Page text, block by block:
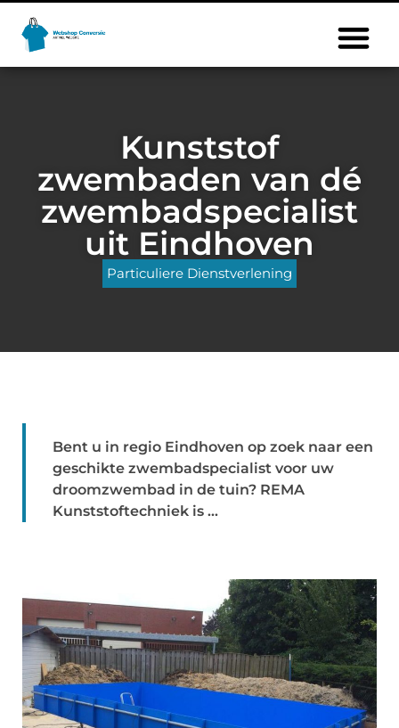
Kunststof
zwembaden van dé
zwembadspecialist
uit Eindhoven
Particuliere Dienstverlening
Bent u in regio Eindhoven op zoek naar een
geschikte zwembadspecialist voor uw
droomzwembad in de tuin? REMA
Kunststoftechniek is ...